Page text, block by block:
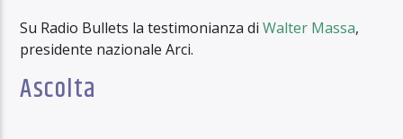
Su Radio Bullets la testimonianza diWalter Massa,
presidente nazionale Arci.
Ascolta